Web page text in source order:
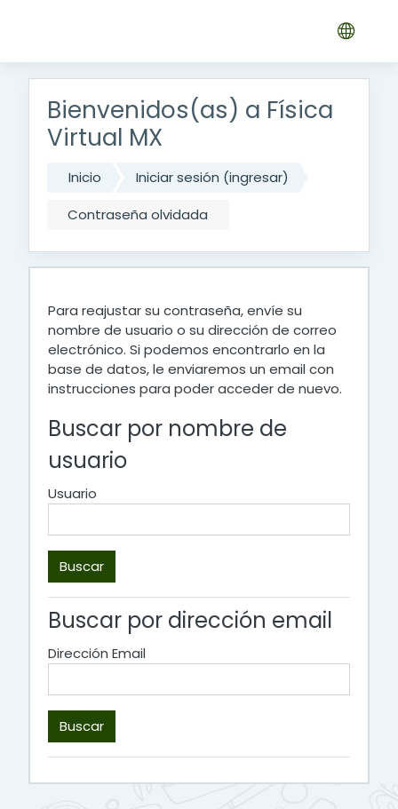
Bienvenidos(as) a Física
Virtual MX
Inicio
Iniciar sesión (ingresar)
Contraseña olvidada
Para reajustar su contraseña, envíe su
nombre de usuario o su dirección de correo
electrónico. Si podemos encontrarlo en la
base de datos, le enviaremos un email con
instrucciones para poder acceder de nuevo.
Buscar por nombre de
usuario
Usuario
Buscar por dirección email
Dirección Email